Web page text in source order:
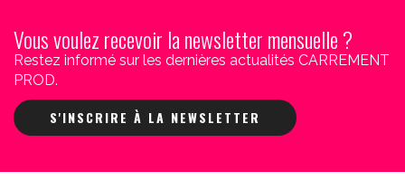
Vous voulez recevoir la newsletter mensuelle ?
Restez informé sur les dernières actualités CARREMENT
PROD.
S'INSCRIRE À LA NEWSLETTER